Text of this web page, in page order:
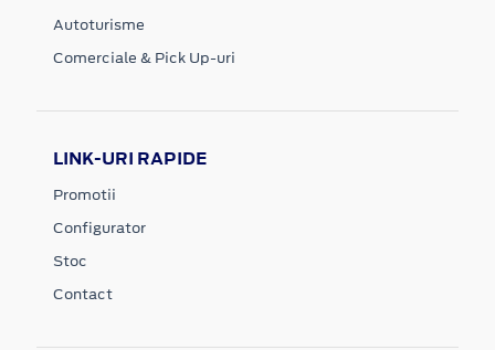
Autoturisme
Comerciale & Pick Up-uri
LINK-URI RAPIDE
Promotii
Configurator
Stoc
Contact